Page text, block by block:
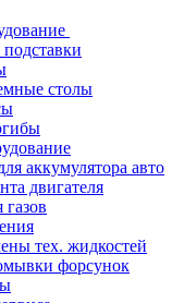
столы
аккумулятора авто
двигателя
тех. жидкостей
форсунок